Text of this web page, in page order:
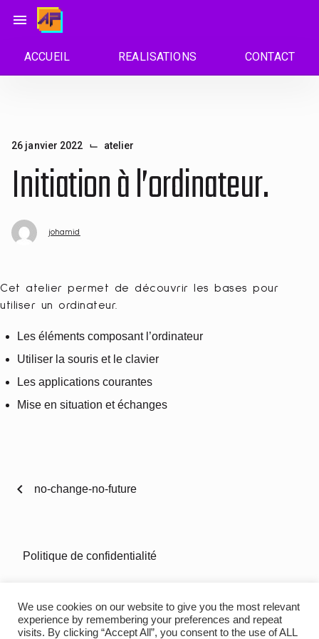
menu
ACCUEIL REALISATIONS CONTACT
26 janvier 2022 ⌙ atelier
Initiation à l’ordinateur.
johamid
Cet atelier permet de découvrir les bases pour
utiliser un ordinateur.
Les éléments composant l’ordinateur
Utiliser la souris et le clavier
Les applications courantes
Mise en situation et échanges
chevron_left no-change-no-future
Politique de confidentialité
We use cookies on our website to give you the most relevant
experience by remembering your preferences and repeat
visits. By clicking “Accept All”, you consent to the use of ALL